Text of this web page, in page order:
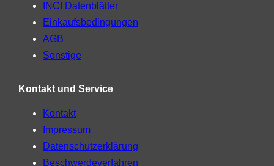
INCI Datenblätter
Einkaufsbedingungen
AGB
Sonstige
Kontakt und Service
Kontakt
Impressum
Datenschutzerklärung
Beschwerdeverfahren